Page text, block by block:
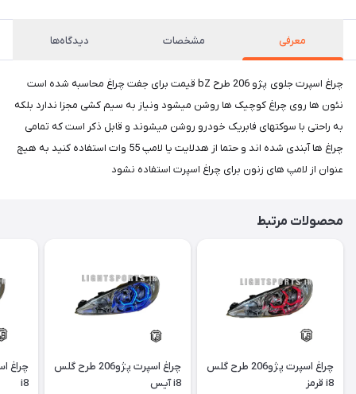
معرفی مشخصات دیدگاه‌ها
چراغ اسپرت جلوی پژو 206 طرح bZ قیمت برای جفت چراغ محاسبه شده است
نئون ها روی چراغ کوچیک ها روشن میشود ونیاز به سیم کشی مجزا ندارد بلکه
به راحتی با سوکتهای فابریک خودرو روشن میشوند و قابل ذکر است که تمامی
چراغ ها آبندی شده اند و حتما از هدلایت یا لامپ 55 وات استفاده کنید به هیچ
عنوان از لامپ های زنون برای چراغ اسپرت استفاده نشود
محصولات مرتبط
چراغ اسپرت پژو206 طرح گلس
i8 قرمز
چراغ اسپرت پژو206 طرح گلس
i8 آیس
i8